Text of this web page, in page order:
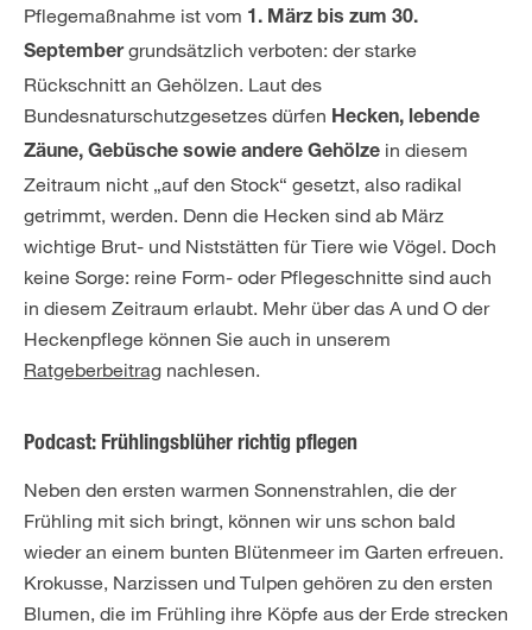
Pflegemaßnahme ist vom 1. März bis zum 30.
Septembergrundsätzlich verboten: der starke
Rückschnitt an Gehölzen. Laut des
Bundesnaturschutzgesetzes dürfen Hecken, lebende
Zäune, Gebüsche sowie andere Gehölze in diesem
Zeitraum nicht „auf den Stock“ gesetzt, also radikal
getrimmt, werden. Denn die Hecken sind ab März
wichtige Brut- und Niststätten für Tiere wie Vögel. Doch
keine Sorge: reine Form- oder Pflegeschnitte sind auch
in diesem Zeitraum erlaubt. Mehr über das A und O der
Heckenpflege können Sie auch in unserem
Ratgeberbeitrag nachlesen.
Podcast: Frühlingsblüher richtig pflegen
Neben den ersten warmen Sonnenstrahlen, die der
Frühling mit sich bringt, können wir uns schon bald
wieder an einem bunten Blütenmeer im Garten erfreuen.
Krokusse, Narzissen und Tulpen gehören zu den ersten
Blumen, die im Frühling ihre Köpfe aus der Erde strecken